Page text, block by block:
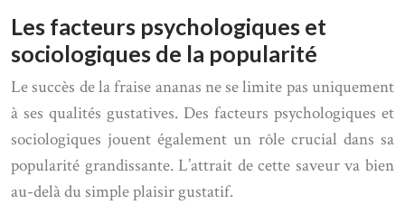
Les facteurs psychologiques et
sociologiques de la popularité
Le succès de la fraise ananas ne se limite pas uniquement
à ses qualités gustatives. Des facteurs psychologiques et
sociologiques jouent également un rôle crucial dans sa
popularité grandissante. L’attrait de cette saveur va bien
au-delà du simple plaisir gustatif.